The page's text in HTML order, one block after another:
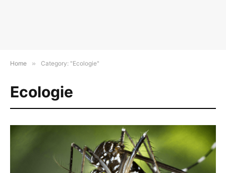
Home » Category: "Ecologie"
Ecologie